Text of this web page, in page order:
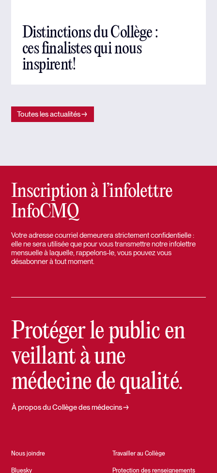
Distinctions du Collège :
ces finalistes qui nous
inspirent!
Toutes les actualités
Inscription à l’infolettre
InfoCMQ
Votre adresse courriel demeurera strictement confidentielle :
elle ne sera utilisée que pour vous transmettre notre infolettre
mensuelle à laquelle, rappelons-le, vous pouvez vous
désabonner à tout moment.
Protéger le public en
veillant à une
médecine de qualité.
Nous joindre
Bluesky
Travailler au Collège
Protection des renseignements
À propos du Collège des médecins